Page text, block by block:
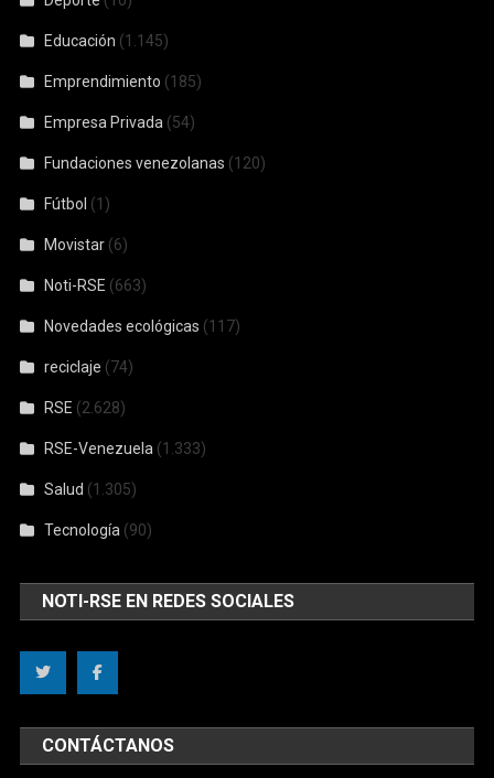
Educación (1.145)
Emprendimiento (185)
Empresa Privada (54)
Fundaciones venezolanas (120)
Fútbol (1)
Movistar (6)
Noti-RSE (663)
Novedades ecológicas (117)
reciclaje (74)
RSE (2.628)
RSE-Venezuela (1.333)
Salud (1.305)
Tecnología (90)
NOTI-RSE EN REDES SOCIALES
CONTÁCTANOS